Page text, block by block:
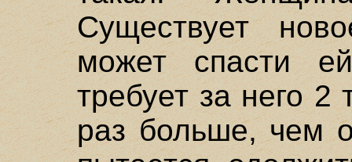
Существует
может спасти
требует за него
раз больше, чем